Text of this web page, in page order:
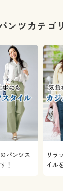
ンツカテゴ
パンツス
！
リラ
イル